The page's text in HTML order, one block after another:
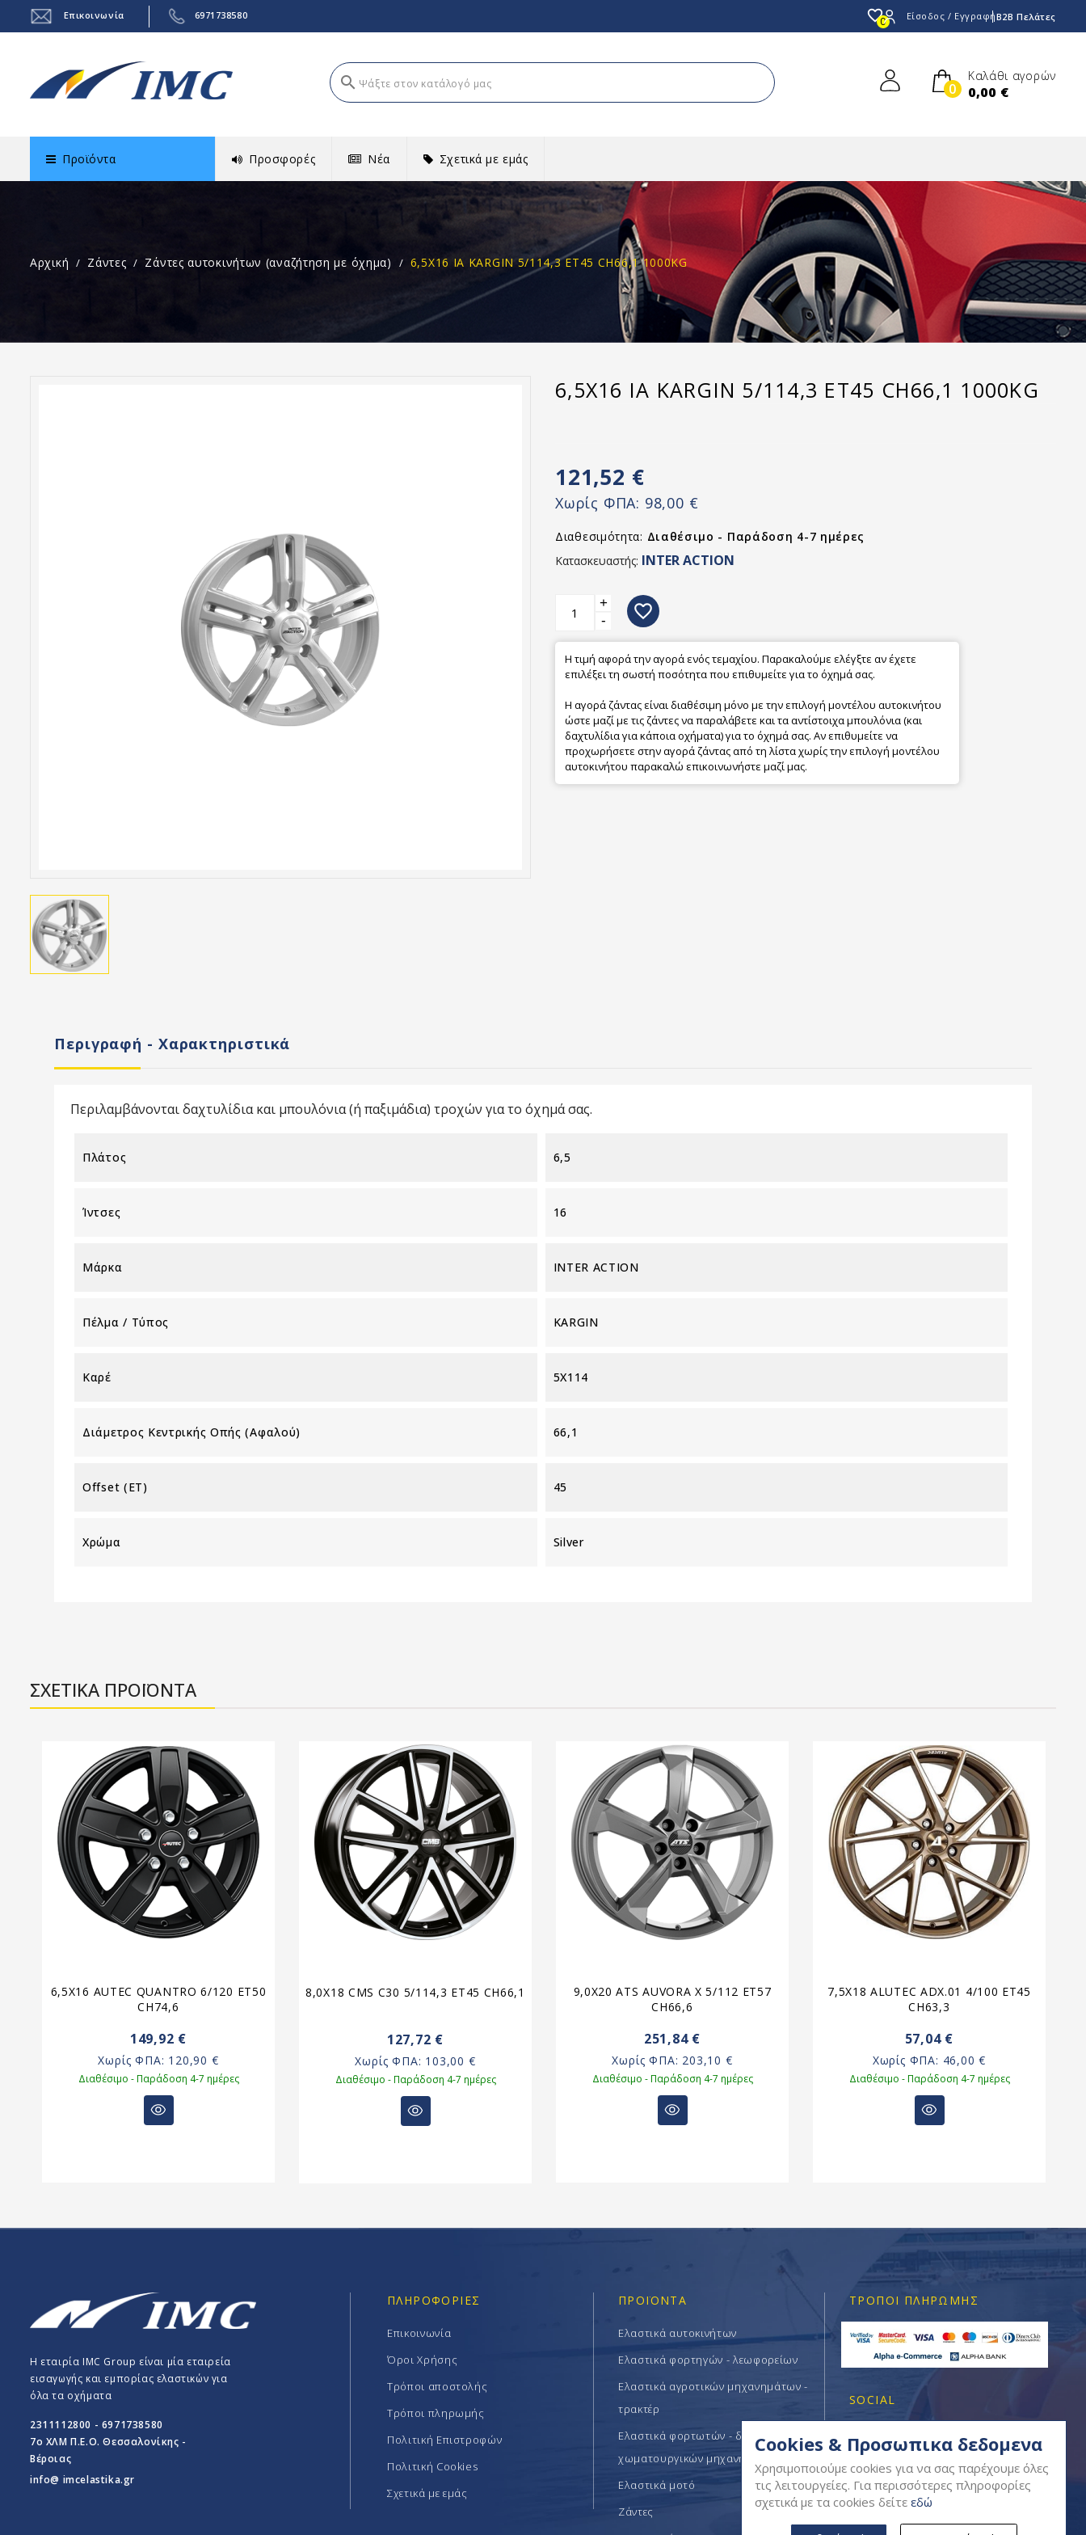
Επικοινωνία 6971738580 favorite_border0 Είσοδος / ΕγγραφήB2B Πελάτες
search 0
Καλάθι αγορών
0,00 €
Προϊόντα Προσφορές Νέα Σχετικά με εμάς
Αρχική Ζάντες Ζάντες αυτοκινήτων (αναζήτηση με όχημα) 6,5X16 IA KARGIN 5/114,3 ET45 CH66,1 1000KG
6,5X16 IA KARGIN 5/114,3 ET45 CH66,1 1000KG
121,52 €
Χωρίς ΦΠΑ: 98,00 €
Διαθεσιμότητα: Διαθέσιμο - Παράδοση 4-7 ημέρες
Κατασκευαστής: INTER ACTION
+
-
favorite_border
Η τιμή αφορά την αγορά ενός τεμαχίου. Παρακαλούμε ελέγξτε αν έχετε
επιλέξει τη σωστή ποσότητα που επιθυμείτε για το όχημά σας.
Η αγορά ζάντας είναι διαθέσιμη μόνο με την επιλογή μοντέλου αυτοκινήτου
ώστε μαζί με τις ζάντες να παραλάβετε και τα αντίστοιχα μπουλόνια (και
δαχτυλίδια για κάποια οχήματα) για το όχημά σας. Αν επιθυμείτε να
προχωρήσετε στην αγορά ζάντας από τη λίστα χωρίς την επιλογή μοντέλου
αυτοκινήτου παρακαλώ επικοινωνήστε μαζί μας.
Περιγραφή - Χαρακτηριστικά
Περιλαμβάνονται δαχτυλίδια και μπουλόνια (ή παξιμάδια) τροχών για το όχημά σας.
Πλάτος 6,5
Ίντσες 16
Μάρκα INTER ACTION
Πέλμα / Τύπος KARGIN
Καρέ 5X114
Διάμετρος Κεντρικής Οπής (αφαλού) 66,1
Offset (ET) 45
Χρώμα Silver
ΣΧΕΤΙΚΑ ΠΡΟΪΟΝΤΑ
6,5X16 AUTEC QUANTRO 6/120 ET50
CH74,6
149,92 €
Χωρίς ΦΠΑ: 120,90 €
Διαθέσιμο - Παράδοση 4-7 ημέρες
8,0X18 CMS C30 5/114,3 ET45 CH66,1
127,72 €
Χωρίς ΦΠΑ: 103,00 €
Διαθέσιμο - Παράδοση 4-7 ημέρες
9,0X20 ATS AUVORA X 5/112 ET57
CH66,6
251,84 €
Χωρίς ΦΠΑ: 203,10 €
Διαθέσιμο - Παράδοση 4-7 ημέρες
7,5X18 ALUTEC ADX.01 4/100 ET45
CH63,3
57,04 €
Χωρίς ΦΠΑ: 46,00 €
Διαθέσιμο - Παράδοση 4-7 ημέρες
Η εταιρία IMC Group είναι μία εταιρεία
εισαγωγής και εμπορίας ελαστικών για
όλα τα οχήματα
2311112800 - 6971738580
7o ΧΛΜ Π.E.O. Θεσσαλονίκης -
Βέροιας
info@ imcelastika.gr
ΠΛΗΡΟΦΟΡΊΕΣ
Επικοινωνία
Όροι Χρήσης
Τρόποι αποστολής
Τρόποι πληρωμής
Πολιτική Επιστροφών
Πολιτική Cookies
Σχετικά με εμάς
ΠΡΟΪΟΝΤΑ
Ελαστικά αυτοκινήτων
Ελαστικά φορτηγών - λεωφορείων
Ελαστικά αγροτικών μηχανημάτων -
τρακτέρ
Ελαστικά φορτωτών - δομικών -
χωματουργικών μηχανημάτων
Ελαστικά μοτό
Ζάντες
ΤΡΌΠΟΙ ΠΛΗΡΩΜΉΣ
SOCIAL
Cookies & Προσωπικα δεδομενα
Χρησιμοποιούμε cookies για να σας παρέχουμε όλες
τις λειτουργείες. Για περισσότερες πληροφορίες
σχετικά με τα cookies δείτε εδώ